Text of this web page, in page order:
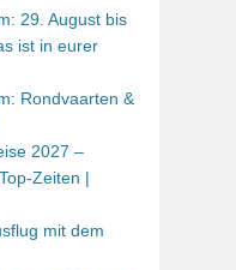
29. August bis
ist in eurer
Rondvaarten &
2027 –
Zeiten |
mit dem